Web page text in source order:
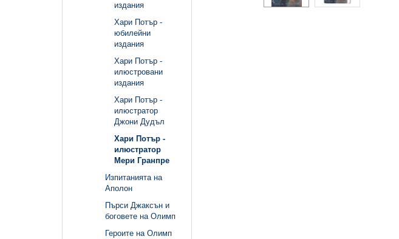
издания
Хари Потър -
юбилейни
издания
Хари Потър -
илюстровани
издания
Хари Потър -
илюстратор
Джони Дудъл
Хари Потър -
илюстратор
Мери Гранпре
Изпитанията на
Аполон
Пърси Джаксън и
боговете на Олимп
Героите на Олимп